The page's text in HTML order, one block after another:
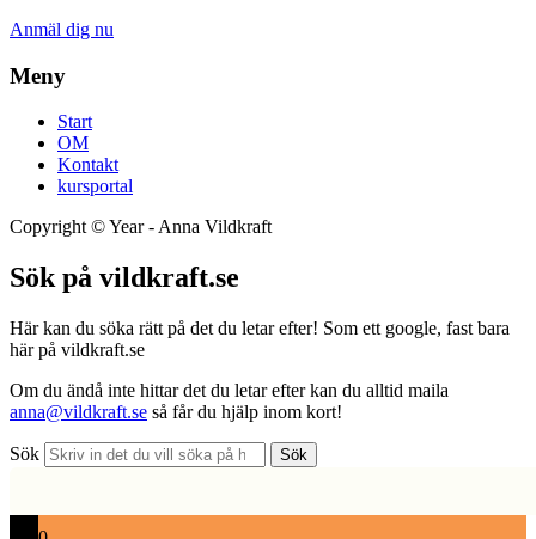
Anmäl dig nu
Meny
Start
OM
Kontakt
kursportal
Copyright ©Year- Anna Vildkraft
Sök på vildkraft.se
Här kan du söka rätt på det du letar efter! Som ett google, fast bara
här på vildkraft.se
Om du ändå inte hittar det du letar efter kan du alltid maila
anna@vildkraft.se så får du hjälp inom kort!
Sök Sök